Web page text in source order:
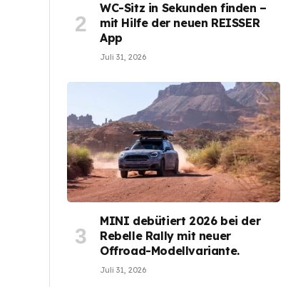
WC-Sitz in Sekunden finden –
mit Hilfe der neuen REISSER
App
Juli 31, 2026
MINI debütiert 2026 bei der
Rebelle Rally mit neuer
Offroad-Modellvariante.
Juli 31, 2026